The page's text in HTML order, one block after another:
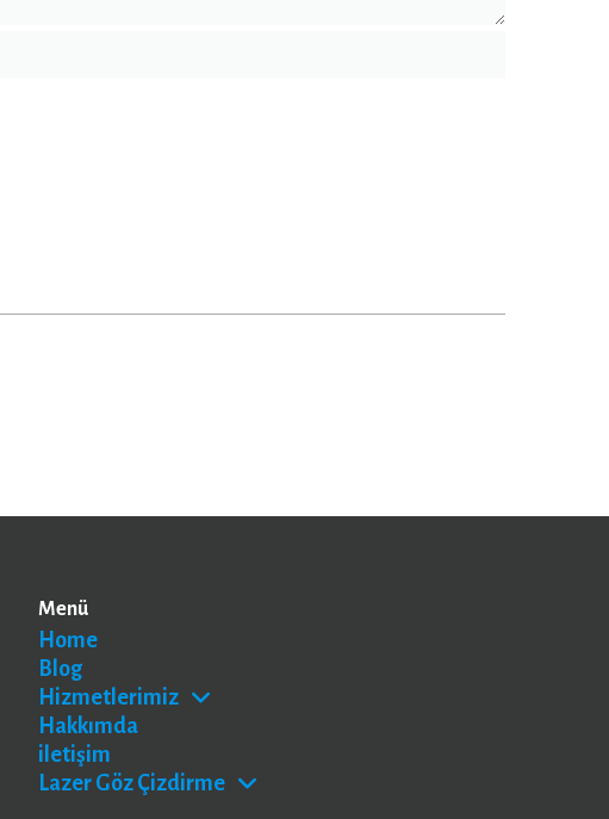
Menü
Home
Blog
Hizmetlerimiz
Hakkımda
iletişim
Lazer Göz Çizdirme